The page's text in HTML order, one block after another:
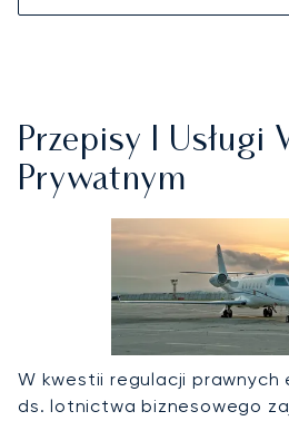
Przepisy I
Prywatnym
W kwestii regulacji prawnych
ds. lotnictwa biznesowego